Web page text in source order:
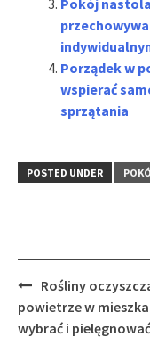
Porządek w
wspierać
sprzątania
POSTED UNDER
Post
navigation
Rośliny
powietrze w
wybrać i pielęgnować